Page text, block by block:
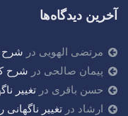
آخرین دیدگاه‌ها
مرتضی الهویی در شرح
پیمان صالحی در شرح
حسن باقری در تغییر
ارشاد در تغییر ناگهانی